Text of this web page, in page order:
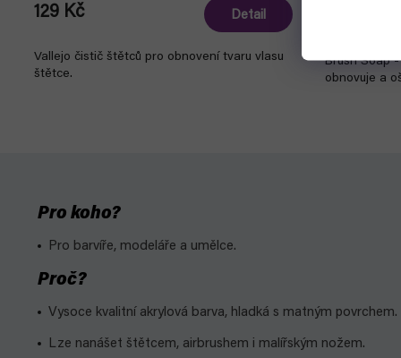
129 Kč Detail
Vallejo čistič štětců pro obnovení tvaru vlasu
štětce.
Brush Soap
obnovuje a
Pro koho?
Pro barvíře, modeláře a umělce.
Proč?
Vysoce kvalitní akrylová barva, hladká s matným povrchem.
Lze nanášet štětcem, airbrushem i malířským nožem.